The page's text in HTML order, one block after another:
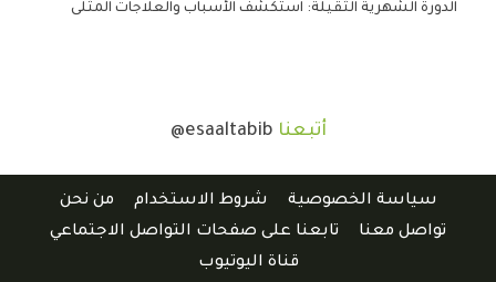
الدورة الشهرية الثقيلة: استكشف الأسباب والعلاجات المثلى
أتبعنا @esaaltabib
سياسة الخصوصية شروط الاستخدام
من نحن
تواصل معنا
تابعنا على صفحات التواصل الاجتماعي
قناة اليوتيوب